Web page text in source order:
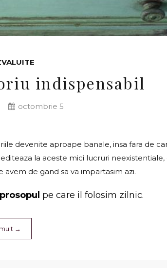
indispensabil
octombrie 5
devenite aproape banale, insa fara de
la aceste mici lucruri neexistentiale,
avem de gand sa va impartasim azi.
prosopul pe care il folosim zilnic.
→